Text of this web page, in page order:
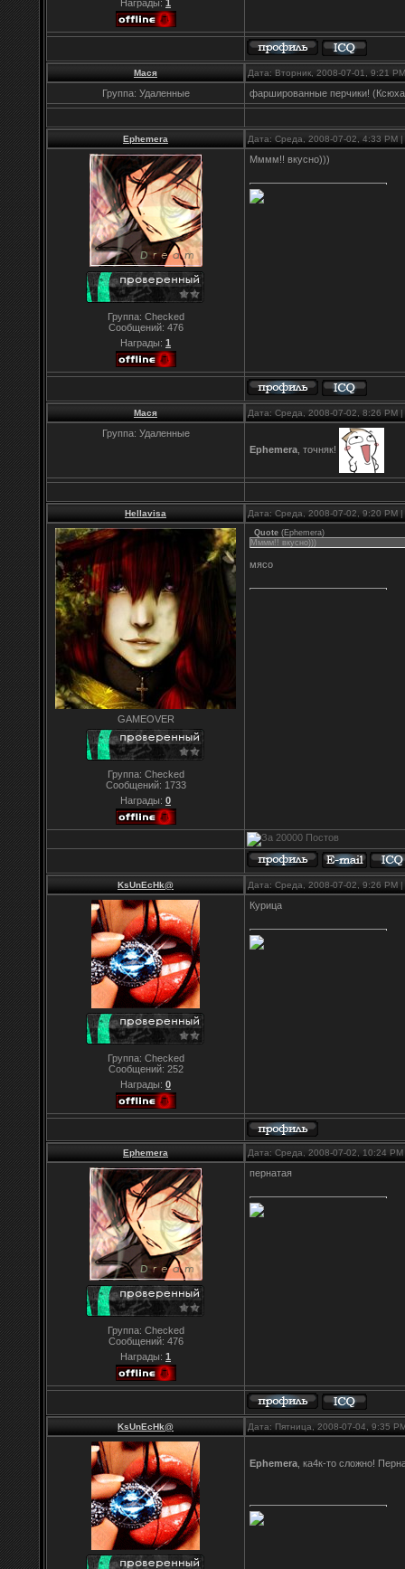
Награды: 1
Мася Дата: Вторник, 2008-07-01, 9:21
Группа: Удаленные фаршированные перчики!
Ephemera Дата: Среда, 2008-07-02, 4:33
Группа: Checked
Сообщений: 476
Награды: 1
Мммм!! вкусно)))
Мася Дата: Среда, 2008-07-02, 8:26
Группа: Удаленные
Ephemera , точняк!
Hellavisa Дата: Среда, 2008-07-02, 9:20
GAMEOVER
Группа: Checked
Сообщений: 1733
Награды: 0
Quote (Ephemera)
Мммм!! вкусно)))
мясо
KsUnEcHk@ Дата: Среда, 2008-07-02, 9:26
Группа: Checked
Сообщений: 252
Награды: 0
Курица
Ephemera Дата: Среда, 2008-07-02, 10:24
Группа: Checked
Сообщений: 476
Награды: 1
пернатая
KsUnEcHk@ Дата: Пятница, 2008-07-04, 9:35
Ephemera , ка4к-то сложно!